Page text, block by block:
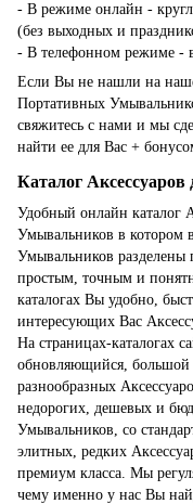
- В режиме онлайн -
(без выходных и
- В телефонном режиме -
Если Вы не нашли на
Портативных
свяжитесь с нами и мы
найти ее для Вас +
Каталог
Удобный онлайн каталог
Умывальников в котором
Умывальников разделены
простым, точным и
каталогах Вы удобно,
интересующих Вас
На страницах-каталогах
обновляющийся, большой
разнообразных
недорогих, дешевых и
Умывальников, со
элитных, редких
премиум класса. Мы
чему именно у нас Вы